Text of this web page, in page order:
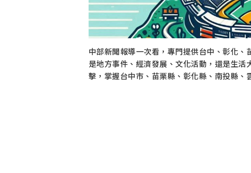
中部新聞報導一次看，專門提供台中、彰化
是地方事件、經濟發展、文化活動，還是生
擊，掌握台中市、苗栗縣、彰化縣、南投縣、